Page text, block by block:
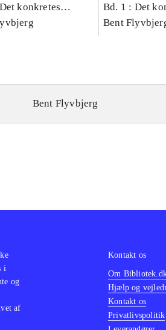
konkretes
Bd. 1 : Det
videnskab
Bent
Bent Flyvbjerg
i
og
af
Kontakt os
Om
Hjælp og
Kontakt os
Privatlivspolitik